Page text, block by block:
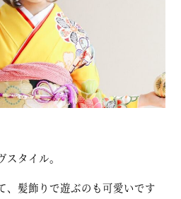
タイル。
、髪飾りで遊ぶのも可愛いです